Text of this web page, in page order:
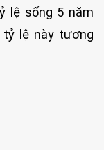
lệ sống 5 năm
tỷ lệ này tương